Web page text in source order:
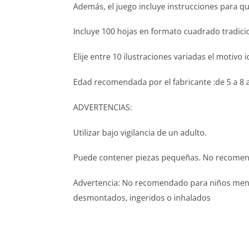
Además, el juego incluye instrucciones para
Incluye 100 hojas en formato cuadrado
Elije entre 10 ilustraciones variadas el motivo
Edad recomendada por el fabricante :de 5 a 8
ADVERTENCIAS:
Utilizar bajo vigilancia de un adulto.
Puede contener piezas pequeñas. No
Advertencia: No recomendado para niños
desmontados, ingeridos o inhalados